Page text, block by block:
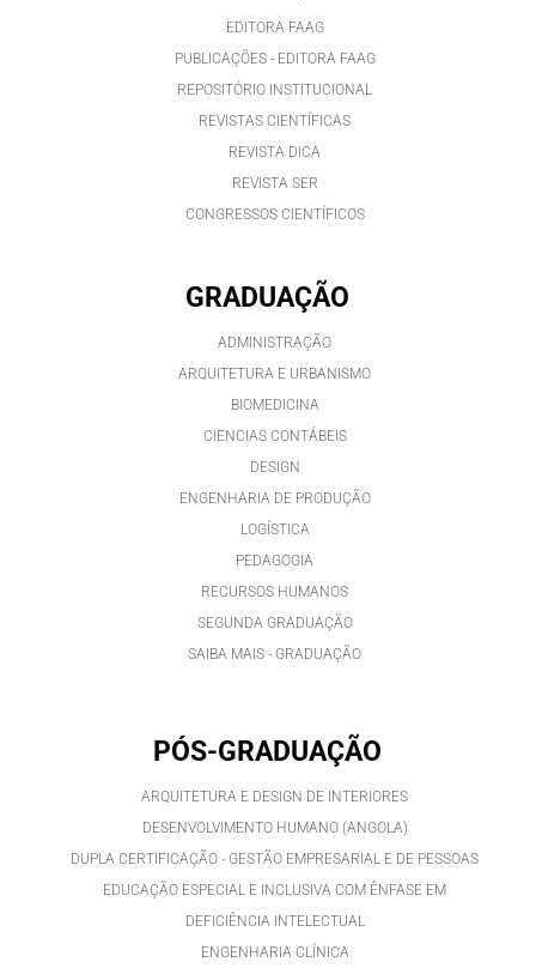
EDITORA FAAG
PUBLICAÇÕES - EDITORA FAAG
REPOSITÓRIO INSTITUCIONAL
REVISTAS CIENTÍFICAS
REVISTA DICA
REVISTA SER
CONGRESSOS CIENTÍFICOS
GRADUAÇÃO
ADMINISTRAÇÃO
ARQUITETURA E URBANISMO
BIOMEDICINA
CIENCIAS CONTÁBEIS
DESIGN
ENGENHARIA DE PRODUÇÃO
LOGÍSTICA
PEDAGOGIA
RECURSOS HUMANOS
SEGUNDA GRADUAÇÃO
SAIBA MAIS - GRADUAÇÃO
PÓS-GRADUAÇÃO
ARQUITETURA E DESIGN DE INTERIORES
DESENVOLVIMENTO HUMANO (ANGOLA)
DUPLA CERTIFICAÇÃO - GESTÃO EMPRESARIAL E DE PESSOAS
EDUCAÇÃO ESPECIAL E INCLUSIVA COM ÊNFASE EM
DEFICIÊNCIA INTELECTUAL
ENGENHARIA CLÍNICA